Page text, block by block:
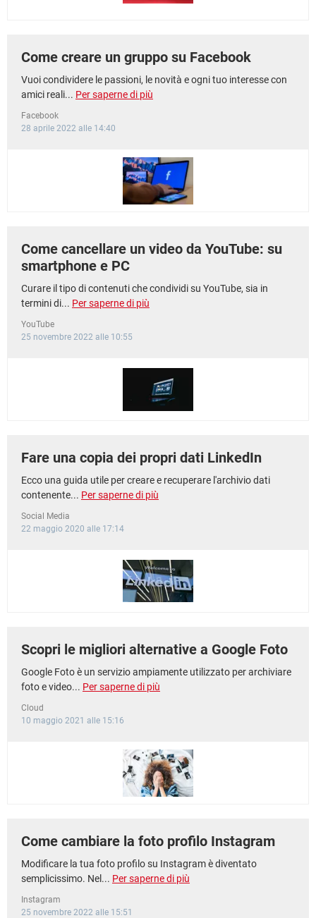
Come creare un gruppo su Facebook
Vuoi condividere le passioni, le novità e ogni tuo interesse con
amici reali... Per saperne di più
Facebook
28 aprile 2022 alle 14:40
Come cancellare un video da YouTube: su
smartphone e PC
Curare il tipo di contenuti che condividi su YouTube, sia in
termini di... Per saperne di più
YouTube
25 novembre 2022 alle 10:55
Fare una copia dei propri dati LinkedIn
Ecco una guida utile per creare e recuperare l'archivio dati
contenente... Per saperne di più
Social Media
22 maggio 2020 alle 17:14
Scopri le migliori alternative a Google Foto
Google Foto è un servizio ampiamente utilizzato per archiviare
foto e video... Per saperne di più
Cloud
10 maggio 2021 alle 15:16
Come cambiare la foto profilo Instagram
Modificare la tua foto profilo su Instagram è diventato
semplicissimo. Nel... Per saperne di più
Instagram
25 novembre 2022 alle 15:51